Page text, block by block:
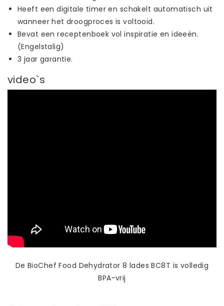
Heeft een digitale timer en schakelt automatisch uit
wanneer het droogproces is voltooid.
Bevat een receptenboek vol inspiratie en ideeën.
(Engelstalig)
3 jaar garantie.
video`s
De BioChef Food Dehydrator 8 lades BC8T is volledig
BPA-vrij